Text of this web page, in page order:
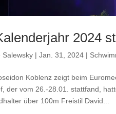
2024
Salewsky |Jan. 31, 2024 |
Koblenz zeigt beim
der vom 26.-28.01. stattfand,
über 100m Freistil David...